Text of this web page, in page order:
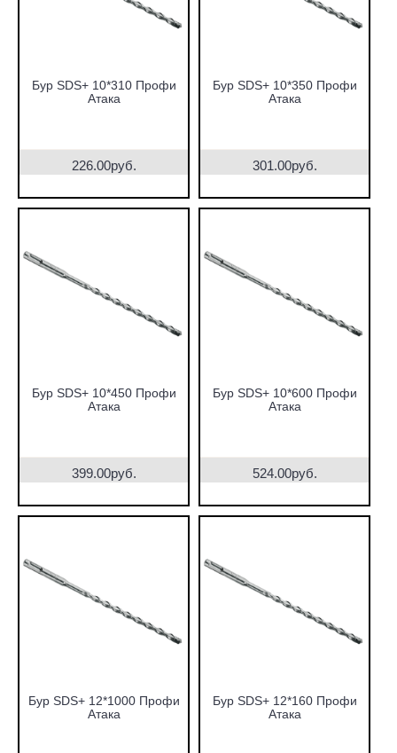
Бур SDS+ 10*310 Профи
Атака
226.00руб.
Бур SDS+ 10*350 Профи
Атака
301.00руб.
Бур SDS+ 10*450 Профи
Атака
399.00руб.
Бур SDS+ 10*600 Профи
Атака
524.00руб.
Бур SDS+ 12*1000 Профи
Атака
Бур SDS+ 12*160 Профи
Атака